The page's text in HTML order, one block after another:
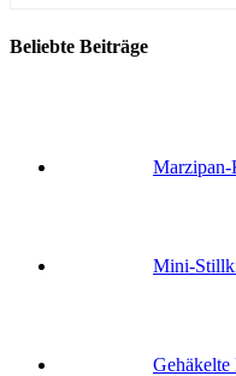
Beliebte Beiträge
Marzipan-
Mini-
Gehäkelte